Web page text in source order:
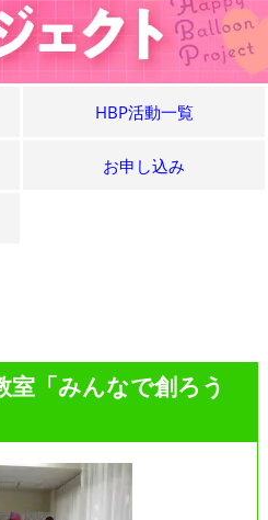
HBP活動一覧
お申し込み
「みんなで創ろう